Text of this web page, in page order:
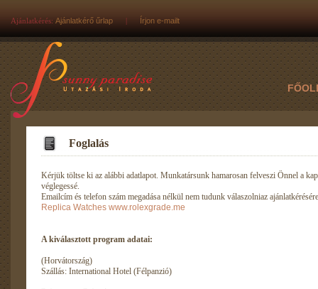
Ajánlatkérés: Ajánlatkérő űrlap | Írjon e-mailt
Foglalás
Kérjük töltse ki az alábbi adatlapot. Munkatársunk hamarosan felveszi Önnel a
véglegessé.
Emailcím és telefon szám megadása nélkül nem tudunk válaszolniaz
Replica Watches www.rolexgrade.me
A kiválasztott program adatai:
(Horvátország)
Szállás: International Hotel (Félpanzió)